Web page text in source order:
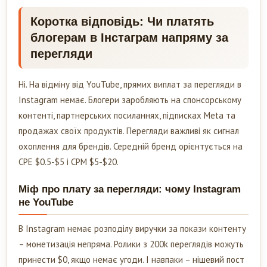
Коротка відповідь: Чи платять
блогерам в Інстаграм напряму за
перегляди
Ні. На відміну від YouTube, прямих виплат за перегляди в
Instagram немає. Блогери заробляють на спонсорському
контенті, партнерських посиланнях, підписках Meta та
продажах своїх продуктів. Перегляди важливі як сигнал
охоплення для брендів. Середній бренд орієнтується на
CPE $0.5-$5 і CPM $5-$20.
Міф про плату за перегляди: чому Instagram
не YouTube
В Instagram немає розподілу виручки за покази контенту
– монетизація непряма. Ролики з 200k переглядів можуть
принести $0, якщо немає угоди. І навпаки – нішевий пост